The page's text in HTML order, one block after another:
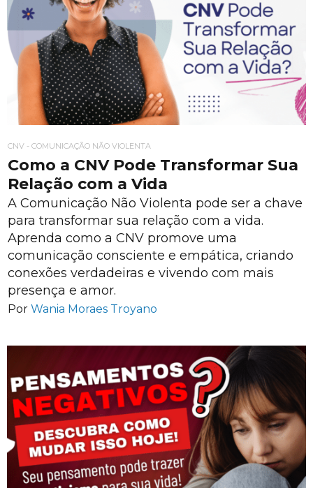
CNV - COMUNICAÇÃO NÃO VIOLENTA
Como a CNV Pode Transformar Sua
Relação com a Vida
A Comunicação Não Violenta pode ser a chave
para transformar sua relação com a vida.
Aprenda como a CNV promove uma
comunicação consciente e empática, criando
conexões verdadeiras e vivendo com mais
presença e amor.
Por Wania Moraes Troyano